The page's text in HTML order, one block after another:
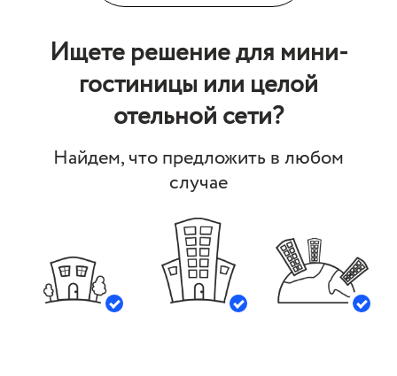
Ищете решение для мини-
гостиницы или целой
отельной сети?
Найдем, что предложить в любом
случае